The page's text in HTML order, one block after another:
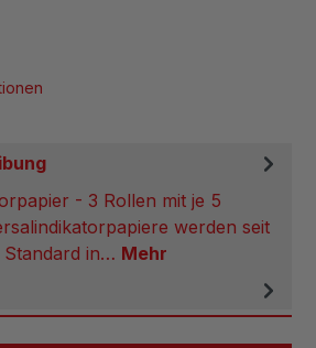
- 3 Rollen mit je 5
werden seit
in… Mehr